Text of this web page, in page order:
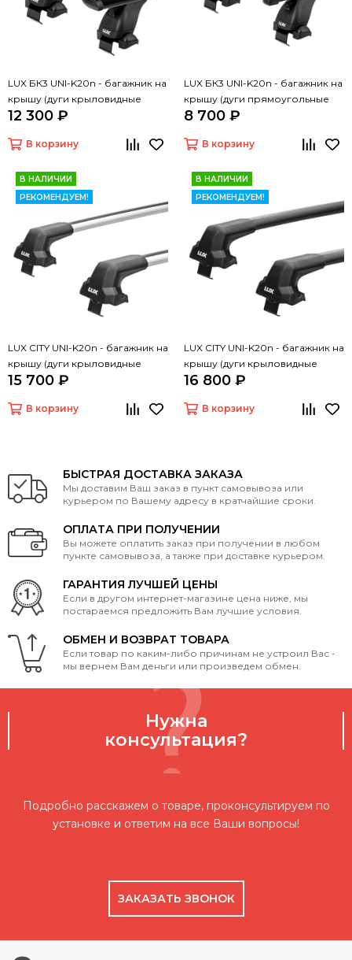
LUX БК3 UNI-K20n - багажник на
крышу (дуги крыловидные
черные 130 см)
12 300 ₽
В корзину
LUX БК3 UNI-K20n - багажник на
крышу (дуги прямоугольные
черные 130 см)
8 700 ₽
В корзину
В НАЛИЧИИ
РЕКОМЕНДУЕМ!
LUX CITY UNI-K20n - багажник на
крышу (дуги крыловидные
серые 130 см)
15 700 ₽
В корзину
В НАЛИЧИИ
РЕКОМЕНДУЕМ!
LUX CITY UNI-K20n - багажник на
крышу (дуги крыловидные
черные 130 см)
16 800 ₽
В корзину
БЫСТРАЯ ДОСТАВКА ЗАКАЗА
Мы доставим Ваш заказ в пункт самовывоза или
курьером по Вашему адресу в кратчайшие сроки.
ОПЛАТА ПРИ ПОЛУЧЕНИИ
Вы можете оплатить заказ при получении в любом
пункте самовывоза, а также при доставке курьером.
ГАРАНТИЯ ЛУЧШЕЙ ЦЕНЫ
Если в другом интернет-магазине цена ниже, мы
постараемся предложить Вам лучшие условия.
ОБМЕН И ВОЗВРАТ ТОВАРА
Если товар по каким-либо причинам не устроил Вас -
мы вернем Вам деньги или произведем обмен.
Нужна
консультация?
Подробно расскажем о товаре, проконсультируем по
установке и ответим на все Ваши вопросы!
ЗАКАЗАТЬ ЗВОНОК